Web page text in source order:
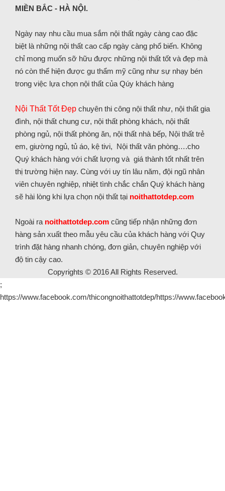
MIỀN BẮC - HÀ NỘI.
Ngày nay nhu cầu mua sắm nội thất ngày càng cao đặc
biệt là những nội thất cao cấp ngày càng phổ biến. Không
chỉ mong muốn sỡ hữu được những nội thất tốt và đẹp mà
nó còn thể hiện được gu thẩm mỹ cũng như sự nhạy bén
trong việc lựa chọn nội thất của Qúy khách hàng
Nội Thất Tốt Đẹp chuyên thi công nội thất như, nội thất gia
đình, nội thất chung cư, nội thất phòng khách, nội thất
phòng ngủ, nội thất phòng ăn, nội thất nhà bếp, Nội thất trẻ
em, giường ngủ, tủ áo, kệ tivi, Nội thất văn phòng….cho
Quý khách hàng với chất lượng và giá thành tốt nhất trên
thị trường hiện nay. Cùng với uy tín lâu năm, đội ngũ nhân
viên chuyên nghiệp, nhiệt tình chắc chắn Quý khách hàng
sẽ hài lòng khi lựa chọn nội thất tại noithattotdep.com
Ngoài ra noithattotdep.com cũng tiếp nhận những đơn
hàng sản xuất theo mẫu yêu cầu của khách hàng với Quy
trình đặt hàng nhanh chóng, đơn giản, chuyên nghiệp với
độ tin cậy cao.
Copyrights © 2016 All Rights Reserved.
;
https://www.facebook.com/thicongnoithattotdep/https://